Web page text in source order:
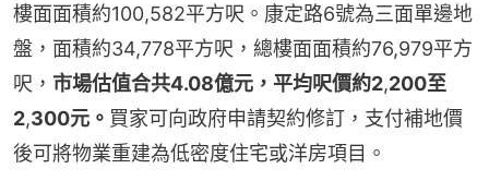
樓面面積約100,582平方呎。康定路6號為三面單邊地
盤，面積約34,778平方呎，總樓面面積約76,979平方
呎， 市場估值合共4.08億元，平均呎價約2,200至
2,300元。 買家可向政府申請契約修訂，支付補地價
後可將物業重建為低密度住宅或洋房項目。